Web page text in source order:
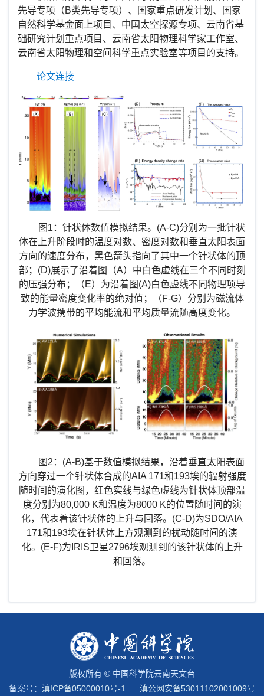
先导专项（B类先导专项）、国家重点研发计划、国家
自然科学基金面上项目、中国太空探源专项、云南省基
础研究计划重点项目、云南省太阳物理科学家工作室、
云南省太阳物理和空间科学重点实验室等项目的支持。
论文连接
图 1： 针状体数值模拟结果。 (A-C)分别为一批针状
体在上升阶段时的温度对数、密度对数和垂直太阳表面
方向的速度分布，黑色箭头指向了其中一个针状体的顶
部； (D)展示了沿着图（A）中白色虚线在三个不同时刻
的压强分布；（E）为沿着图 (A)白色虚线不同物理项导
致的能量密度变化率的绝对值；（F-G）分别为磁流体
力学波携带的平均能流和平均质量流随高度变化。
图 2：(A-B)基于数值模拟结果，沿着垂直太阳表面
方向穿过一个针状体合成的AIA 171和193埃的辐射强度
随时间的演化图，红色实线与绿色虚线为针状体顶部温
度分别为80,000 K和温度为8000 K的位置随时间的演
化，代表着该针状体的上升与回落。 (C-D)为SDO/AIA
171和193埃在针状体上方观测到的扰动随时间的演
化。 (E-F)为 IRIS卫星2796埃观测到的该针状体的上升
和回落。
版权所有 © 中国科学院云南天文台
备案号： 滇ICP备05000010号-1 滇公网安备53011102001009号